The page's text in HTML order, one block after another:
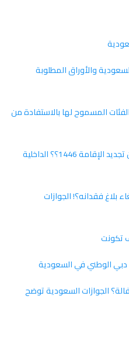
والأوراق المطلوبة
المسموح لها بالاستفادة من
بدون دفع رسوم المرافقين هل يمكن تجديد الإقامة 1446؟؟ الداخلية
فقدانه؟! الجوازات
تكونت
الوطني في السعودية
الجوازات السعودية توضح